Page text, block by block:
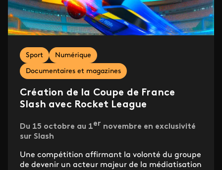
Sport Numérique
Documentaires et magazines
Création de la Coupe de France
Slash avec Rocket League
Du 15 octobre au 1er novembre en exclusivité
sur Slash
Une compétition affirmant la volonté du groupe
de devenir un acteur majeur de la médiatisation